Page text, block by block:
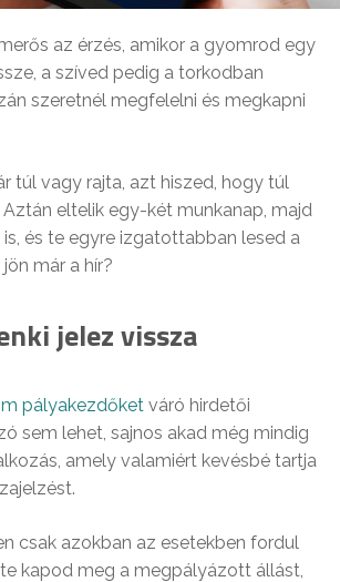
az érzés, amikor a gyomrod egy
a szíved pedig a torkodban
szeretnél megfelelni és megkapni
túl vagy rajta, azt hiszed, hogy túl
eltelik egy-két munkanap, majd
és te egyre izgatottabban lesed a
már a hír?
jelez vissza
pályakezdőket váró hirdetői
sem lehet, sajnos akad még mindig
amely valamiért kevésbé tartja
csak azokban az esetekben fordul
kapod meg a megpályázott állást,